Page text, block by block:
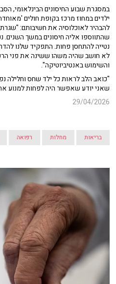
במסגרת שבוע החיסונים הבינלאומי,
ילדים במחוז מרכז בקופת חולים
להבהיר לאוכלוסיה את חשיבותם:
שהתווספו אליה חיסונים במשך השנים.
נטייה להתחסן פחות. התפקיד שלנו
לא חושב שהיה משהו ששינה את פני
והשימוש באנטיביוטיקה".
"כואב הלב לראות כל ילד שחס וחלילה
שאני יודע שאפשר היה לפחות למנוע
29/04/2026
בריאות מחלות רפואה